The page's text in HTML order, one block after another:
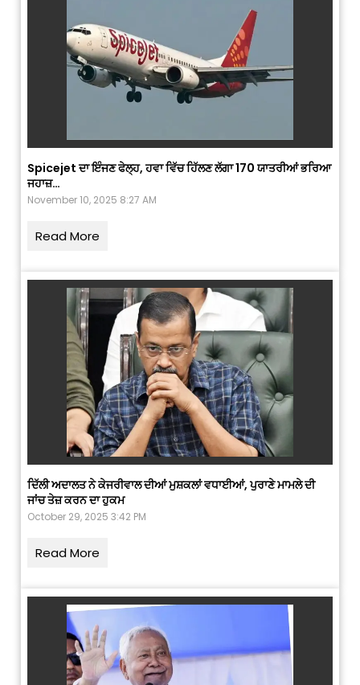
Spicejet ਦਾ ਇੰਜਣ ਫੇਲ੍ਹ, ਹਵਾ ਵਿੱਚ ਹਿੱਲਣ ਲੱਗਾ 170 ਯਾਤਰੀਆਂ ਭਰਿਆ
ਜਹਾਜ਼…
November 10, 2025 8:27 AM
Read More
ਦਿੱਲੀ ਅਦਾਲਤ ਨੇ ਕੇਜਰੀਵਾਲ ਦੀਆਂ ਮੁਸ਼ਕਲਾਂ ਵਧਾਈਆਂ, ਪੁਰਾਣੇ ਮਾਮਲੇ ਦੀ
ਜਾਂਚ ਤੇਜ਼ ਕਰਨ ਦਾ ਹੁਕਮ
October 29, 2025 3:42 PM
Read More